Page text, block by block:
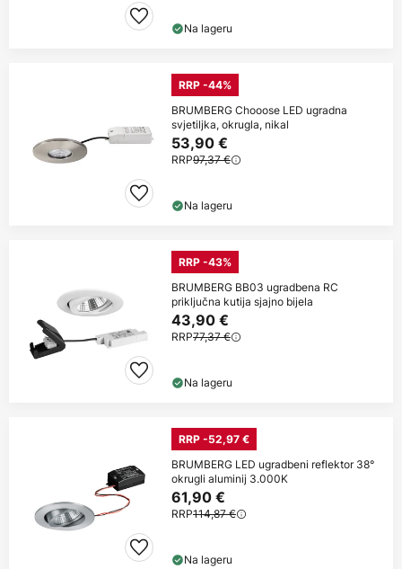
Na lageru
RRP -44%
BRUMBERG Chooose LED ugradna
svjetiljka, okrugla, nikal
53,90 €
RRP97,37 €
Na lageru
RRP -43%
BRUMBERG BB03 ugradbena RC
priključna kutija sjajno bijela
43,90 €
RRP77,37 €
Na lageru
RRP -52,97 €
BRUMBERG LED ugradbeni reflektor 38°
okrugli aluminij 3.000K
61,90 €
RRP114,87 €
Na lageru